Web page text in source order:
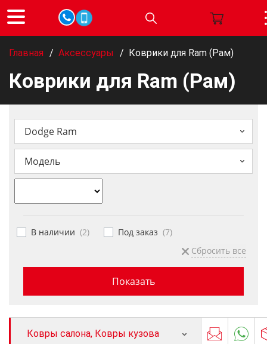
Главная / Аксессуары / Коврики для Ram (Рам)
Коврики для Ram (Рам)
Dodge Ram
Модель
В наличии (2) Под заказ (7)
Ковры салона, Ковры кузова